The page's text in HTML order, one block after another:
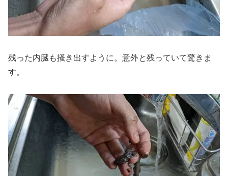
残った内臓も掻き出すように。意外と残っていて驚きま
す。